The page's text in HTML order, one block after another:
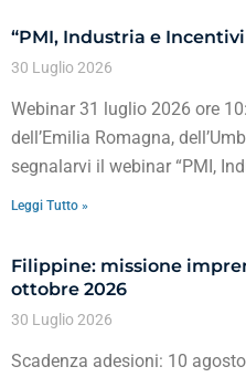
“PMI, Industria e
30 Luglio 2026
Webinar 31 luglio 2026 ore
dell’Emilia Romagna,
segnalarvi il webinar “PMI,
Leggi Tutto »
Filippine: missione
ottobre 2026
30 Luglio 2026
Scadenza adesioni: 10